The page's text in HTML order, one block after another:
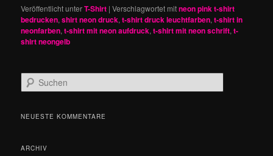
Veröffentlicht unterT-Shirt |Verschlagwortet mitneon pink t-shirt
bedrucken,shirt neon druck,t-shirt druck leuchtfarben,t-shirt in
neonfarben,t-shirt mit neon aufdruck,t-shirt mit neon schrift,t-
shirt neongelb
u
h
NEUESTE KOMMENTARE
ARCHIV